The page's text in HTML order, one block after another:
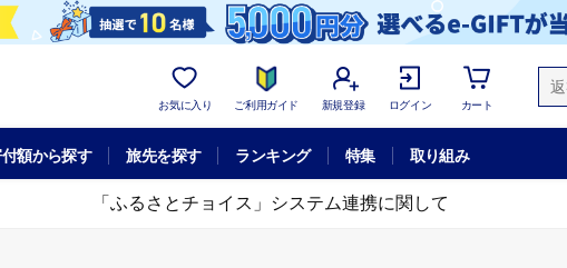
お気に入り ご利用ガイド 新規登録 ログイン カート
額から探す 旅先を探す ランキング 特集 取り組み
「ふるさとチョイス」システム連携に関して